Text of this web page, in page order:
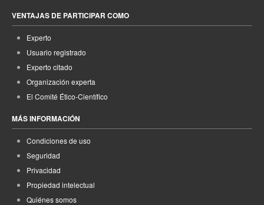
VENTAJAS DE PARTICIPAR COMO
Experto
Usuario registrado
Experto citado
Organización experta
El Comité Ético-Científico
MÁS INFORMACIÓN
Condiciones de uso
Seguridad
Privacidad
Propiedad intelectual
Quiénes somos